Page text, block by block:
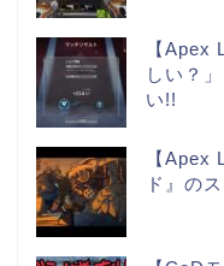
【Apex
しい？
い!!
【Apex
ド』の